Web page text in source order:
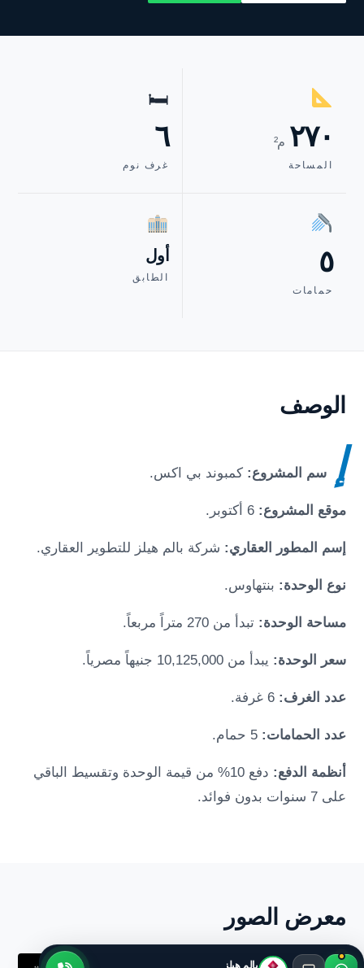
٢٧٠ م²
المساحة
🛏
٦
غرف نوم
٥
حمامات
أول
الطابق
الوصف
إ سم المشروع:كمبوند بي اكس.
موقع المشروع:6 أكتوبر .
إسم المطور العقاري: شركة بالم هيلز للتطوير العقاري.
نوع الوحدة: بنتهاوس.
مساحة الوحدة:تبدأ من 270 متراً مربعاً.
سعر الوحدة: يبدأ من 10,125,000 جنيهاً مصرياً.
عدد الغرف: 6 غرفة.
عدد الحمامات: 5 حمام.
أنظمة الدفع:
دفع 10% من قيمة الوحدة وتقسيط الباقي
على 7 سنوات بدون فوائد.
معرض الصور
بالم هيلز